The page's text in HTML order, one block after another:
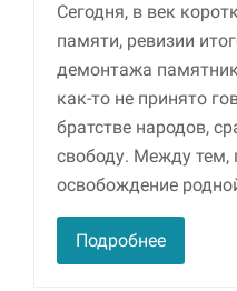
Сегодня, в век
памяти, ревизии
демонтажа
как-то не принято
братстве народов,
свободу. Между тем,
освобождение
Подробнее